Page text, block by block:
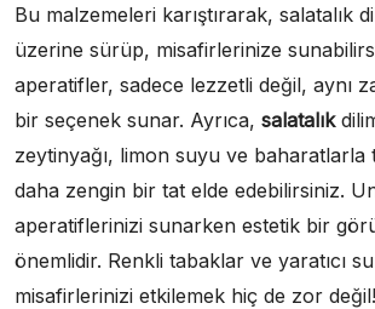
Bu malzemeleri karıştırarak, salatalık
üzerine sürüp, misafirlerinize
aperatifler, sadece lezzetli değil, aynı
bir seçenek sunar. Ayrıca, salatalık
zeytinyağı, limon suyu ve baharatlarla
daha zengin bir tat elde edebilirsiniz.
aperatiflerinizi sunarken estetik bir
önemlidir. Renkli tabaklar ve yaratıcı
misafirlerinizi etkilemek hiç de zor değil!